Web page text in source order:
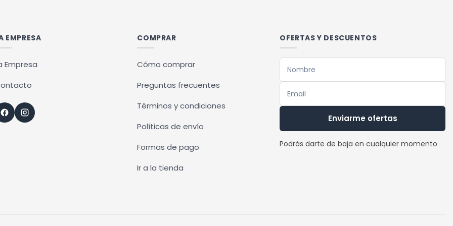
opciones
página
EMPRESA
Empresa
COMPRAR
Cómo comprar
Preguntas frecuentes
Términos y condiciones
Políticas de envío
Formas de pago
Ir a la tienda
OFERTAS Y DESCUENTOS
Enviarme ofertas
Podrás darte de baja en cualquier momento